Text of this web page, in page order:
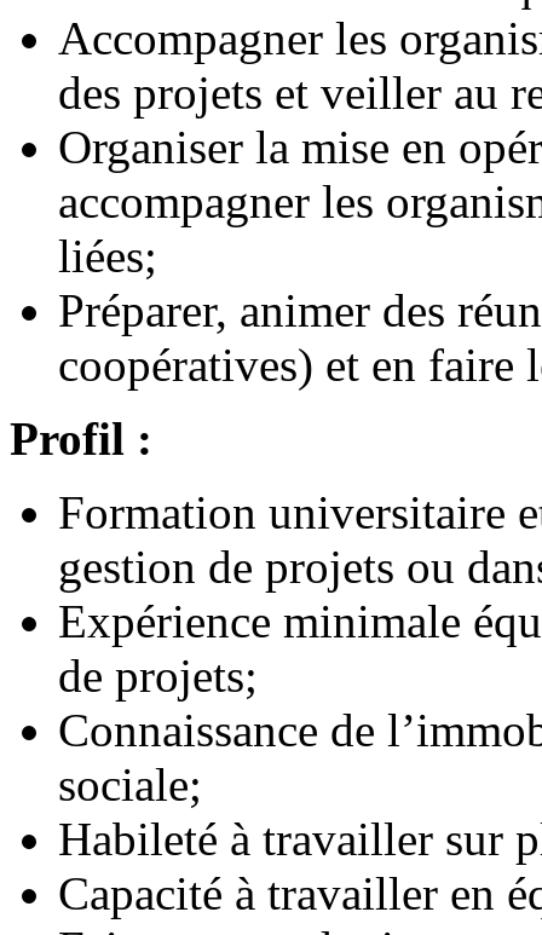
Accompagner les
des projets et veiller au
Organiser la mise en
accompagner les
liées;
Préparer, animer des
coopératives) et en faire
Profil :
Formation universitaire
gestion de projets ou
Expérience minimale
de projets;
Connaissance de
sociale;
Habileté à travailler sur
Capacité à travailler en